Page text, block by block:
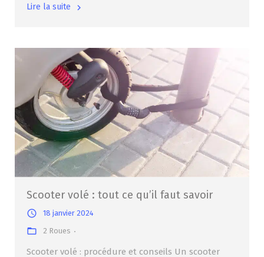
Lire la suite
Scooter volé : tout ce qu’il faut savoir
18 janvier 2024
2 Roues
Scooter volé : procédure et conseils Un scooter